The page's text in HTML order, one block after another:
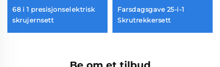
68 i 1 presisjonselektrisk
skrujernsett
Farsdagsgave 25-i-1
Skrutrekkersett